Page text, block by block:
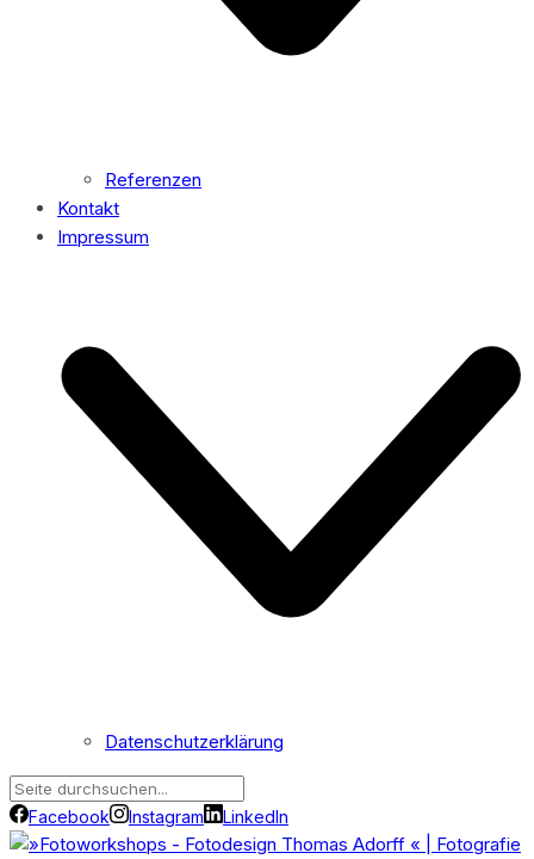
Referenzen
Kontakt
Impressum
Datenschutzerklärung
Facebook Instagram LinkedIn